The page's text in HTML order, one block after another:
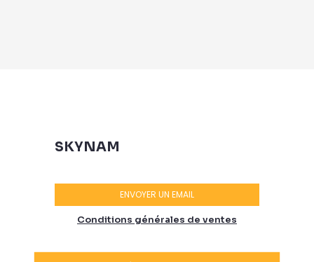
SKYNAM
ENVOYER UN EMAIL
Conditions générales de ventes